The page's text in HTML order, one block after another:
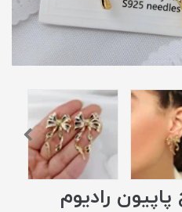
رادیوم